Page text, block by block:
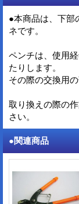
●本商品は、下部
ネです。
ペンチは、使用
たりします。
その際の交換用の
取り換えの際の
さい。
●関連商品